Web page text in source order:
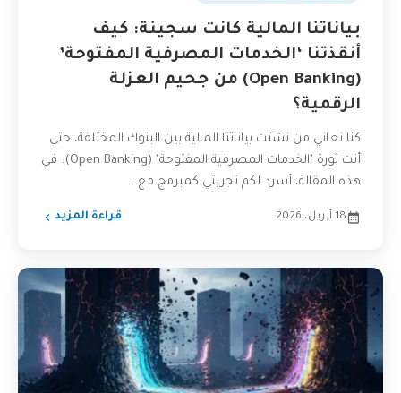
بياناتنا المالية كانت سجينة: كيف
أنقذتنا ‘الخدمات المصرفية المفتوحة’
(Open Banking) من جحيم العزلة
الرقمية؟
كنا نعاني من تشتت بياناتنا المالية بين البنوك المختلفة، حتى
أتت ثورة "الخدمات المصرفية المفتوحة" (Open Banking). في
هذه المقالة، أسرد لكم تجربتي كمبرمج مع...
18 أبريل، 2026 قراءة المزيد